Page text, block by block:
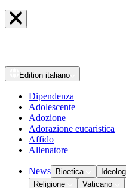
Edition italiano
Dipendenza
Adolescente
Adozione
Adorazione eucaristica
Affido
Allenatore
News Bioetica
Religione
Vaticano